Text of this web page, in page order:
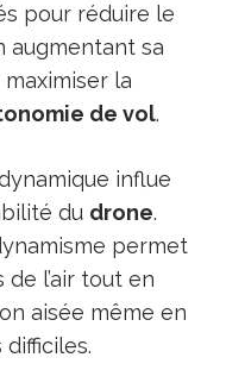
pour réduire le
augmentant sa
la
de vol.
influe
du drone.
permet
l’air tout en
aisée même en